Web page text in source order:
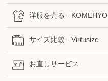
洋服を売る - KOMEHYO
サイズ比較 - Virtusize
お直しサービス